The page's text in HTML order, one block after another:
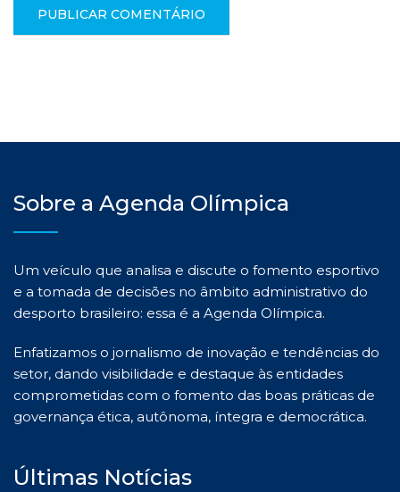
Sobre a Agenda Olímpica
Um veículo que analisa e discute o fomento esportivo
e a tomada de decisões no âmbito administrativo do
desporto brasileiro: essa é a Agenda Olímpica.
Enfatizamos o jornalismo de inovação e tendências do
setor, dando visibilidade e destaque às entidades
comprometidas com o fomento das boas práticas de
governança ética, autônoma, íntegra e democrática.
Últimas Notícias